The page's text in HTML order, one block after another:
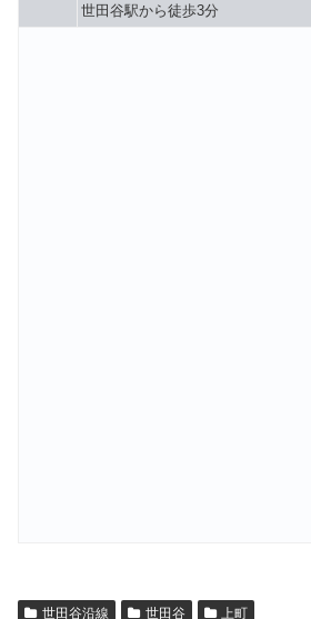
世田谷駅から徒歩3分
世田谷沿線 世田谷 上町